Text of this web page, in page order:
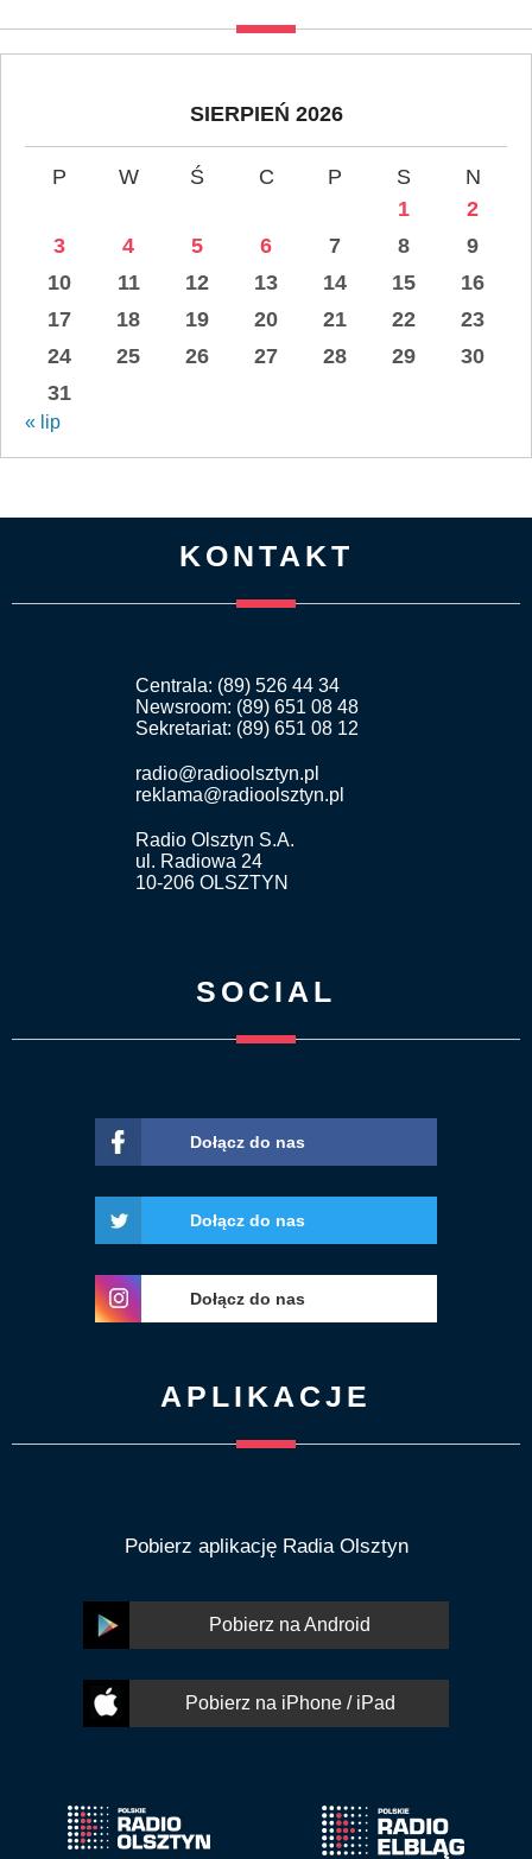
SIERPIEŃ 2026
P W Ś C P S
N
1
2
3
4 5 6 7 8
9
10
11 12 13 14 15
16
17
18 19 20 21 22
23
24
25 26 27 28 29
30
31
« lip
KONTAKT
Centrala: (89) 526 44 34
Newsroom: (89) 651 08 48
Sekretariat: (89) 651 08 12
radio@radioolsztyn.pl
reklama@radioolsztyn.pl
Radio Olsztyn S.A.
ul. Radiowa 24
10-206 OLSZTYN
SOCIAL
Dołącz do nas
Dołącz do nas
Dołącz do nas
APLIKACJE
Pobierz aplikację Radia Olsztyn
Pobierz na Android
Pobierz na iPhone / iPad